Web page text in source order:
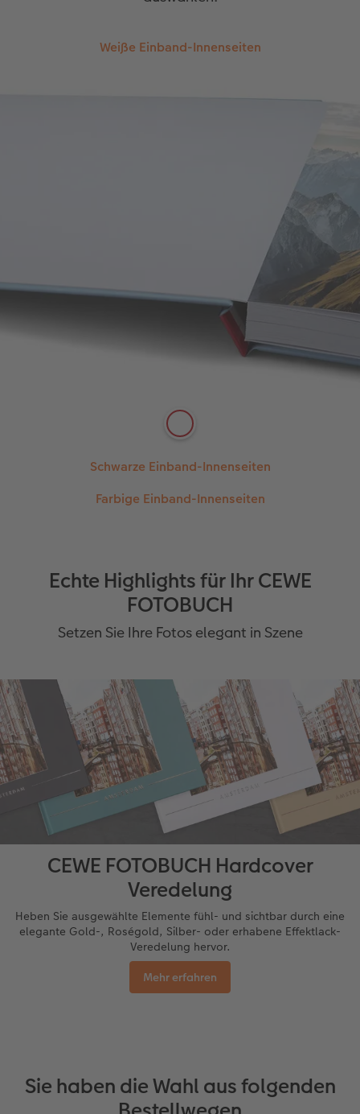
Frisches Weiß - mit der klassischen Einband-
Elegantes Schwarz - perfekt für eine dunkle
Gestaltung Ihrer CEWE FOTOBUCH Innenseiten.
Farbige Einband-Innenseiten
Ihr Design im CEWE FOTOBUCH.
Mehr erfahren
Echte Highlights für Ihr CEWE
FOTOBUCH
Setzen Sie Ihre Fotos elegant in Szene
CEWE FOTOBUCH Hardcover
Veredelung
Heben Sie ausgewählte Elemente fühl- und sichtbar durch eine
elegante Gold-, Roségold, Silber- oder erhabene Effektlack-
Veredelung hervor.
Mehr erfahren
Sie haben die Wahl aus folgenden